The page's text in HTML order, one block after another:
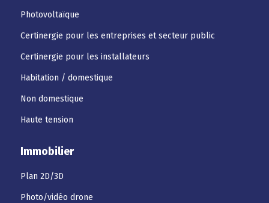
Photovoltaïque
Certinergie pour les entreprises et secteur public
Certinergie pour les installateurs
Habitation / domestique
Non domestique
Haute tension
Immobilier
Plan 2D/3D
Photo/vidéo drone